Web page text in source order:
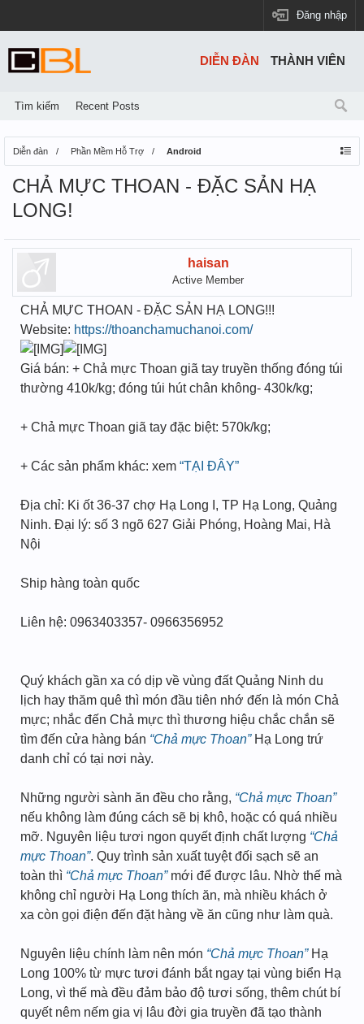
Đăng nhập
Diễn đàn Phần Mềm Hỗ Trợ Android
CHẢ MỰC THOAN - ĐẶC SẢN HẠ
LONG!
haisan
Active Member
CHẢ MỰC THOAN - ĐẶC SẢN HẠ LONG!!!
Website: https://thoanchamuchanoi.com/
Giá bán: + Chả mực Thoan giã tay truyền thống đóng túi
thường 410k/kg; đóng túi hút chân không- 430k/kg;
+ Chả mực Thoan giã tay đặc biệt: 570k/kg;
+ Các sản phẩm khác: xem “TẠI ĐÂY”
Địa chỉ: Ki ốt 36-37 chợ Hạ Long I, TP Hạ Long, Quảng
Ninh. Đại lý: số 3 ngõ 627 Giải Phóng, Hoàng Mai, Hà
Nội
Ship hàng toàn quốc
Liên hệ: 0963403357- 0966356952
Quý khách gần xa có dịp về vùng đất Quảng Ninh du
lịch hay thăm quê thì món đầu tiên nhớ đến là món Chả
mực; nhắc đến Chả mực thì thương hiệu chắc chắn sẽ
tìm đến cửa hàng bán “Chả mực Thoan”Hạ Long trứ
danh chỉ có tại nơi này.
Những người sành ăn đều cho rằng, “Chả mực Thoan”
nếu không làm đúng cách sẽ bị khô, hoặc có quá nhiều
mỡ. Nguyên liệu tươi ngon quyết định chất lượng “Chả
mực Thoan”. Quy trình sản xuất tuyệt đối sạch sẽ an
toàn thì “Chả mực Thoan” mới để được lâu. Nhờ thế mà
không chỉ người Hạ Long thích ăn, mà nhiều khách ở
xa còn gọi điện đến đặt hàng về ăn cũng như làm quà.
Nguyên liệu chính làm nên món “Chả mực Thoan” Hạ
Long 100% từ mực tươi đánh bắt ngay tại vùng biển Hạ
Long, vì thế mà đều đảm bảo độ tươi sống, thêm chút bí
quyết nêm nếm gia vị lâu đời gia truyền đã tạo thành
DIỄN ĐÀN
Tìm kiếm Recent Posts
THÀNH VIÊN